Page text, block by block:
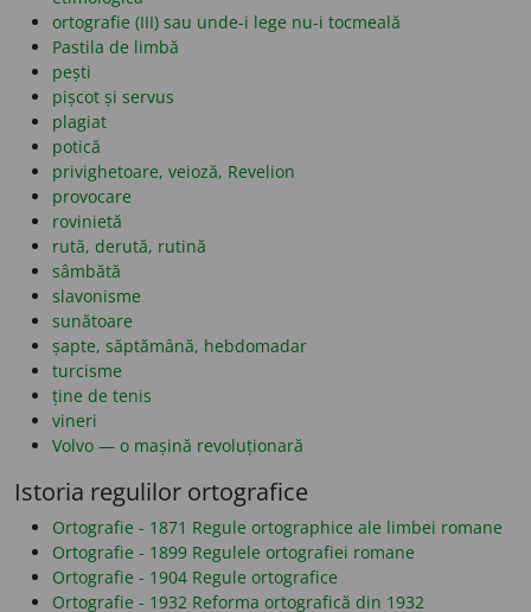
ortografie (III) sau unde-i lege nu-i tocmeală
Pastila de limbă
pești
pișcot și servus
plagiat
potică
privighetoare, veioză, Revelion
provocare
rovinietă
rută, derută, rutină
sâmbătă
slavonisme
sunătoare
șapte, săptămână, hebdomadar
turcisme
ține de tenis
vineri
Volvo — o mașină revoluționară
Istoria regulilor ortografice
Ortografie - 1871 Regule ortographice ale limbei romane
Ortografie - 1899 Regulele ortografiei romane
Ortografie - 1904 Regule ortografice
Ortografie - 1932 Reforma ortografică din 1932